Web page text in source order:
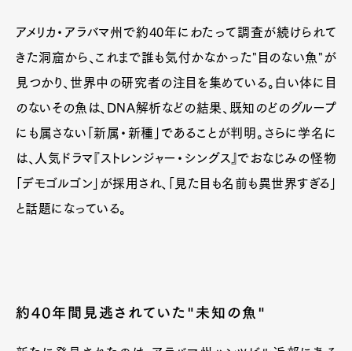
GourmetCars
ProductCultureLifestyle
Pen Membership
Magazine
Official Columnist
About
アメリカ・アラバマ州で約40年にわたって調査が続けられて
きた洞窟から、これまで誰も気付かなかった"目のない魚"が
見つかり、世界中の研究者の注目を集めている。白い体に目
のないその魚は、DNA解析などの結果、既知のどのグループ
にも属さない「新属・新種」であることが判明。さらに学名に
は、人気ドラマ『ストレンジャー・シングス』でおなじみの怪物
「デモゴルゴン」が採用され、「見た目も名前も異世界すぎる」
と話題になっている。
約40年間見逃されていた"未知の魚"